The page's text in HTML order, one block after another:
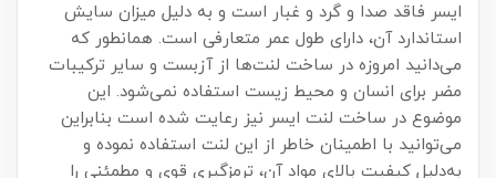
ایسر فاقد صدا و گرد و غبار است و به دلیل میزان سایش
استاندارد آن، دارای طول عمر متعارفی است. همانطور که
می‌دانید امروزه در ساخت لنت‌ها از آزبست و سایر ترکیبات
مضر برای انسان و محیط زیست استفاده نمی‌شود. این
موضوع در ساخت لنت ایسر نیز رعایت شده است بنابراین
می‌توانید با اطمینان خاطر از این لنت استفاده نموده و
به‌دلیل کیفیت بالای مواد آن، ترمزگیری قوی و مطمئنی را